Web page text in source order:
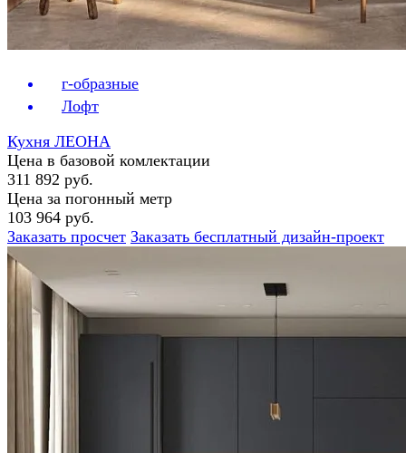
г-образные
Лофт
Кухня ЛЕОНА
Цена в базовой комлектации
311 892 руб.
Цена за погонный метр
103 964 руб.
Заказать просчет Заказать бесплатный дизайн-проект